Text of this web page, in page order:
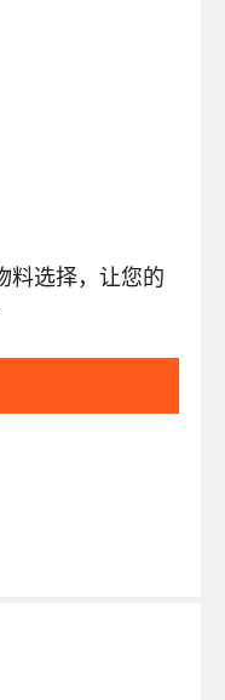
料选择，让您的